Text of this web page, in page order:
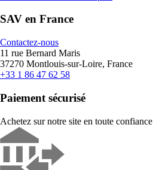
SAV en France
Contactez-nous
11 rue Bernard Maris
37270 Montlouis-sur-Loire, France
+33 1 86 47 62 58
Paiement sécurisé
Achetez sur notre site en toute confiance